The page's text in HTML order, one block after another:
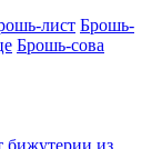
лист Брошь-
Брошь-сова
бижутерии из